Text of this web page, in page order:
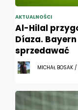
AKTUALNOŚCI
Al-Hilal
Díaza.
sprzedawać
MICHAŁ BOSAK